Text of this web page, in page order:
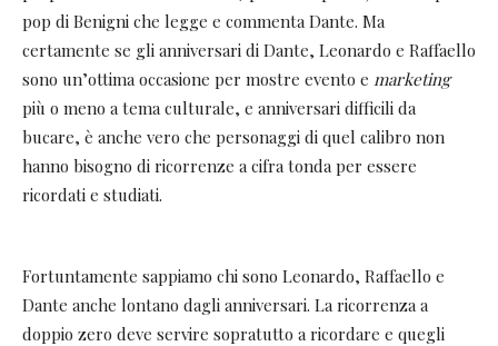
pop di Benigni che legge e commenta Dante. Ma
certamente se gli anniversari di Dante, Leonardo e Raffaello
sono un’ottima occasione per mostre evento e marketing
più o meno a tema culturale, e anniversari difficili da
bucare, è anche vero che personaggi di quel calibro non
hanno bisogno di ricorrenze a cifra tonda per essere
ricordati e studiati.
Fortuntamente sappiamo chi sono Leonardo, Raffaello e
Dante anche lontano dagli anniversari. La ricorrenza a
doppio zero deve servire sopratutto a ricordare e quegli